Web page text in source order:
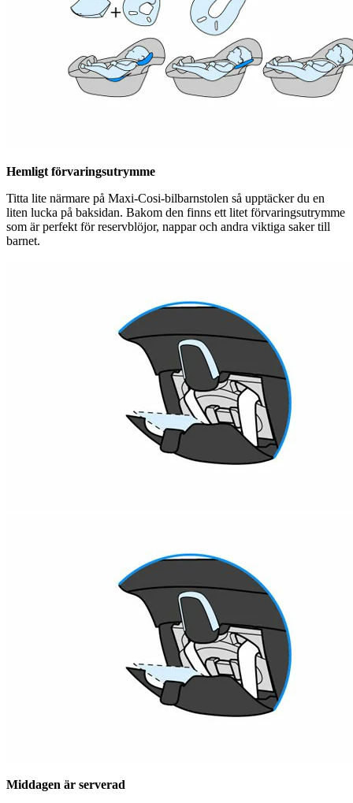
Hemligt förvaringsutrymme
Titta lite närmare på Maxi-Cosi-bilbarnstolen så upptäcker du en
liten lucka på baksidan. Bakom den finns ett litet förvaringsutrymme
som är perfekt för reservblöjor, nappar och andra viktiga saker till
barnet.
Middagen är serverad